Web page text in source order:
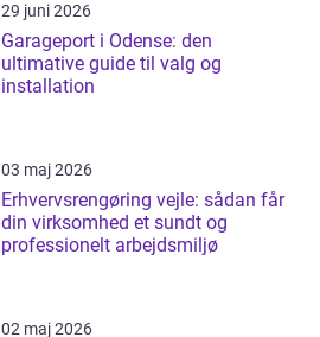
29 juni 2026
Garageport i Odense: den
ultimative guide til valg og
installation
03 maj 2026
Erhvervsrengøring vejle: sådan får
din virksomhed et sundt og
professionelt arbejdsmiljø
02 maj 2026